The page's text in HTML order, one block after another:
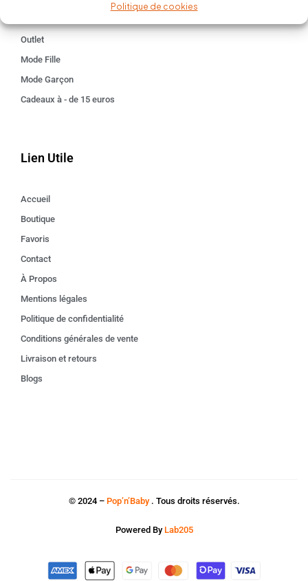
Politique de cookies
Outlet
Mode Fille
Mode Garçon
Cadeaux à - de 15 euros
Lien Utile
Accueil
Boutique
Favoris
Contact
À Propos
Mentions légales
Politique de confidentialité
Conditions générales de vente
Livraison et retours
Blogs
© 2024 – Pop’n’Baby. Tous droits réservés.
Powered By Lab205